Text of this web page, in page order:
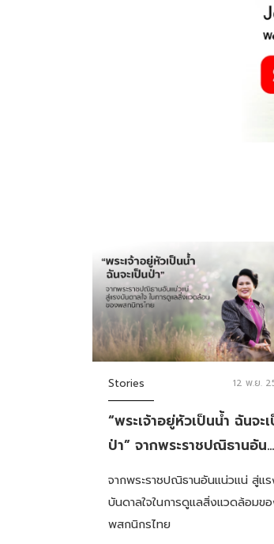
Stories 12 พ.ย.
“พระเจ้าอยู่หัวเป็นน้ำ ฉันจะ
ป่า” จากพระราชปณิธานอัน
แน่วแน่ สู่แรงบันดาลใจในการ
ดูแลสิ่งแวดล้อมของพสกนิก
ไทย
จากพระราชปณิธานอันแน่วแน่ สู่แ
บันดาลใจในการดูแลสิ่งแวดล้อมข
พสกนิกรไทย